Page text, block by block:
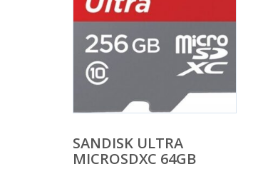
SANDISK ULTRA
MICROSDXC 64GB